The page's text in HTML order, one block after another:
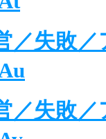
／失敗／
／失敗／